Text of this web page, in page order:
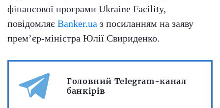
фінансової програми Ukraine Facility,
повідомляє Banker.ua з посиланням на заяву
прем’єр-міністра Юлії Свириденко.
Головний Telegram-канал
банкірів